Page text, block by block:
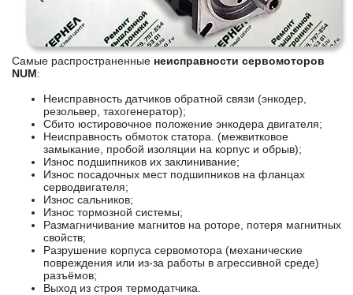
Самые распространенные неисправности сервомоторов
NUM:
Неисправность датчиков обратной связи (энкодер,
резольвер, тахогенератор);
Сбито юстировочное положение энкодера двигателя;
Неисправность обмоток статора. (межвитковое
замыкание, пробой изоляции на корпус и обрыв);
Износ подшипников их заклинивание;
Износ посадочных мест подшипников на фланцах
серводвигателя;
Износ сальников;
Износ тормозной системы;
Размагничивание магнитов на роторе, потеря магнитных
свойств;
Разрушение корпуса сервомотора (механические
повреждения или из-за работы в агрессивной среде)
разъёмов;
Выход из строя термодатчика.